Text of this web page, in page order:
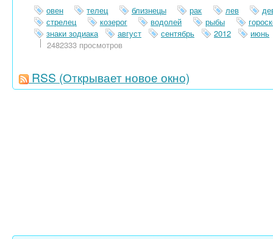
овен
телец близнецы рак лев
стрелец
козерог водолей рыбы
знаки зодиака
август сентябрь 2012
июнь
2482333 просмотров
RSS (Открывает новое окно)